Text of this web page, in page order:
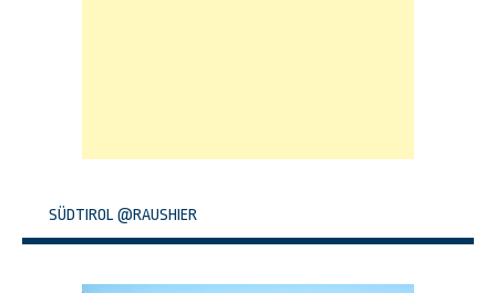
SÜDTIROL @RAUSHIER